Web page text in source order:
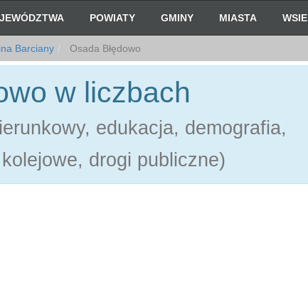
POWIATY GMINY MIASTA WSIE
Barciany Osada Błędowo
w liczbach
edukacja, demografia,
drogi publiczne)